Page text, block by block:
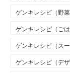
ゲンキレシピ（野
ゲンキレシピ（ごは
ゲンキレシピ（スー
ゲンキレシピ（デ